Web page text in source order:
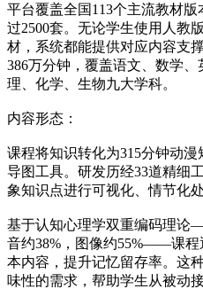
平台覆盖全国113个主流教材
过2500套。无论学生使用人教
材，系统都能提供对应内容支
386万分钟，覆盖语文、数学
理、化学、生物九大学科。
内容形态：
课程将知识转化为315分钟动
导图工具。研发历经33道精细
象知识点进行可视化、情节化处
基于认知心理学双重编码理论
音约38%，图像约55%——课程
本内容，提升记忆留存率。这
味性的需求，帮助学生从被动